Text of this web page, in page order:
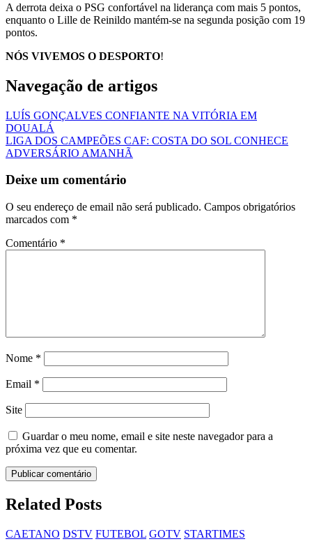
A derrota deixa o PSG confortável na liderança com mais 5 pontos,
enquanto o Lille de Reinildo mantém-se na segunda posição com 19
pontos.
NÓS VIVEMOS O DESPORTO!
Navegação de artigos
LUÍS GONÇALVES CONFIANTE NA VITÓRIA EM
DOUALÁ
LIGA DOS CAMPEÕES CAF: COSTA DO SOL CONHECE
ADVERSÁRIO AMANHÃ
Deixe um comentário
O seu endereço de email não será publicado. Campos obrigatórios
marcados com *
Comentário *
Nome *
Email *
Site
Guardar o meu nome, email e site neste navegador para a
próxima vez que eu comentar.
Related Posts
CAETANO DSTV FUTEBOL GOTV STARTIMES